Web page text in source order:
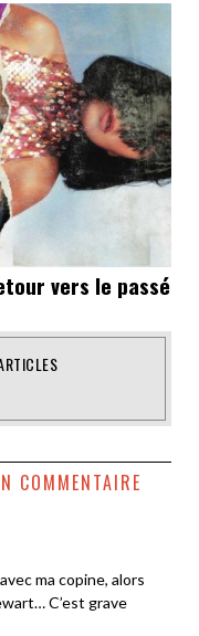
vers le passé
COMMENTAIRE
ma copine, alors
C’est grave